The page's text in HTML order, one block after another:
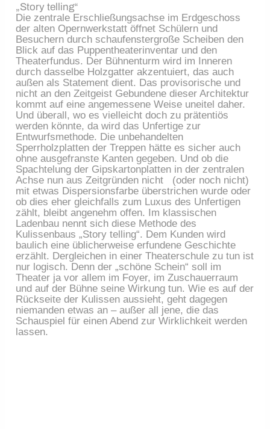
„Story telling“
Die zentrale Erschließungsachse im Erdgeschoss
der alten Opernwerkstatt öffnet Schülern und
Besuchern durch schaufenstergroße Scheiben den
Blick auf das Puppentheaterinventar und den
Theaterfundus. Der Bühnenturm wird im Inneren
durch dasselbe Holzgatter akzentuiert, das auch
außen als Statement dient. Das provisorische und
nicht an den Zeitgeist Gebundene dieser Architektur
kommt auf eine angemessene Weise uneitel daher.
Und überall, wo es vielleicht doch zu prätentiös
werden könnte, da wird das Unfertige zur
Entwurfsmethode. Die unbehandelten
Sperrholzplatten der Treppen hätte es sicher auch
ohne ausgefranste Kanten gegeben. Und ob die
Spachtelung der Gipskartonplatten in der zentralen
Achse nun aus Zeitgründen nicht (oder noch nicht)
mit etwas Dispersionsfarbe überstrichen wurde oder
ob dies eher gleichfalls zum Luxus des Unfertigen
zählt, bleibt angenehm offen. Im klassischen
Ladenbau nennt sich diese Methode des
Kulissenbaus „Story telling“. Dem Kunden wird
baulich eine üblicherweise erfundene Geschichte
erzählt. Dergleichen in einer Theaterschule zu tun ist
nur logisch. Denn der „schöne Schein“ soll im
Theater ja vor allem im Foyer, im Zuschauerraum
und auf der Bühne seine Wirkung tun. Wie es auf der
Rückseite der Kulissen aussieht, geht dagegen
niemanden etwas an – außer all jene, die das
Schauspiel für einen Abend zur Wirklichkeit werden
lassen.